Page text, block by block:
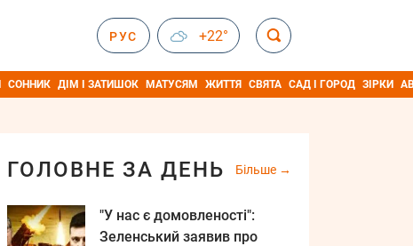
РУС +22°
СОННИК ДІМ І ЗАТИШОК МАТУСЯМ ЖИТТЯ СВЯТА САД І ГОРОД ЗІРКИ
ГОЛОВНЕ ЗА ДЕНЬ Більше
"У нас є домовленості":
Зеленський заявив про